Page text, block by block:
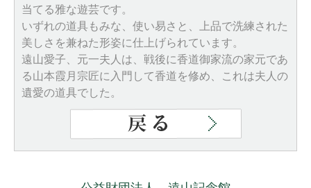
当てる雅な遊芸です。
いずれの道具もみな、使い易さと、上品で洗練された
美しさを兼ねた形姿に仕上げられています。
遠山愛子、元一夫人は、戦後に香道御家流の家元であ
る山本霞月宗匠に入門して香道を修め、これは夫人の
遺愛の道具でした。